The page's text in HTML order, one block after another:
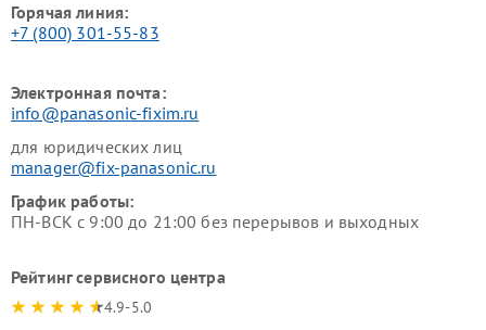
Горячая линия:
+7 (800) 301-55-83
Электронная почта:
info@panasonic-fixim.ru
для юридических лиц
manager@fix-panasonic.ru
График работы:
ПН-ВСК с 9:00 до 21:00 без перерывов и выходных
Рейтинг сервисного центра
4.9-5.0